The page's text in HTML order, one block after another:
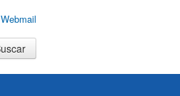
Webmail